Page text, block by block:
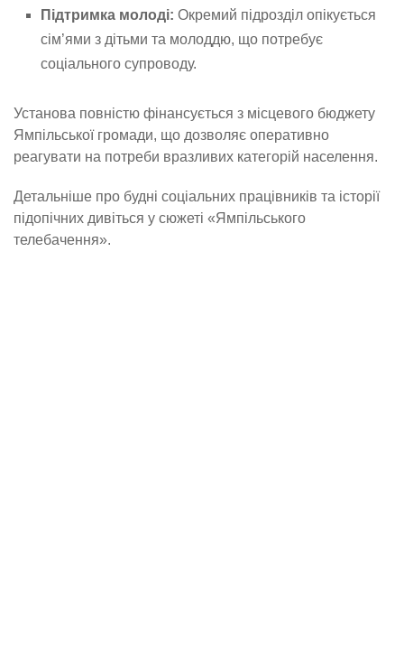
Підтримка молоді: Окремий підрозділ опікується
сім’ями з дітьми та молоддю, що потребує
соціального супроводу.
Установа повністю фінансується з місцевого бюджету
Ямпільської громади, що дозволяє оперативно
реагувати на потреби вразливих категорій населення.
Детальніше про будні соціальних працівників та історії
підопічних дивіться у сюжеті «Ямпільського
телебачення».